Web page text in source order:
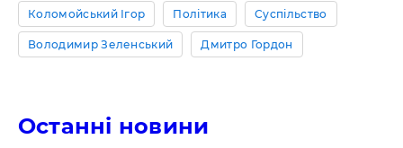
Коломойський Ігор Політика Суспільство
Володимир Зеленський Дмитро Гордон
Останні новини